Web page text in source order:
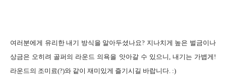
여러분에게 유리한 내기 방식을 알아두셨나요? 지나치게 높은 벌금이나
상금은 오히려 골퍼의 라운드 의욕을 앗아갈 수 있으니, 내기는 가볍게!
라운드의 조미료(?)와 같이 재미있게 즐기시길 바랍니다. :)